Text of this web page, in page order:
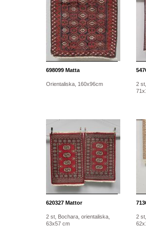
698099 Matta
Orientaliska, 160x96cm
2
620327 Mattor
2 st, Bochara, orientaliska,
63x57 cm
2